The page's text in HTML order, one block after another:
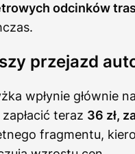
odcinków
przejazd
wpłynie głównie
teraz 36 zł,
fragmentu,